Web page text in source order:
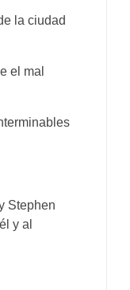
la ciudad
el mal
Stephen
y al